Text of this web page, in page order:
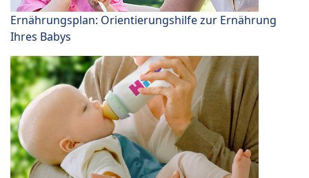
Ernährungsplan: Orientierungshilfe zur Ernährung
Ihres Babys